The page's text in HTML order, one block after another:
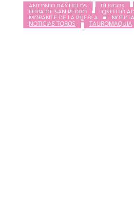
ANTONIO BAÑUELOS BURGOS
FERIA DE SAN PEDRO JOSELITO
MORANTE DE LA PUEBLA
NOTICIAS TOROS TAUROMAQUIA